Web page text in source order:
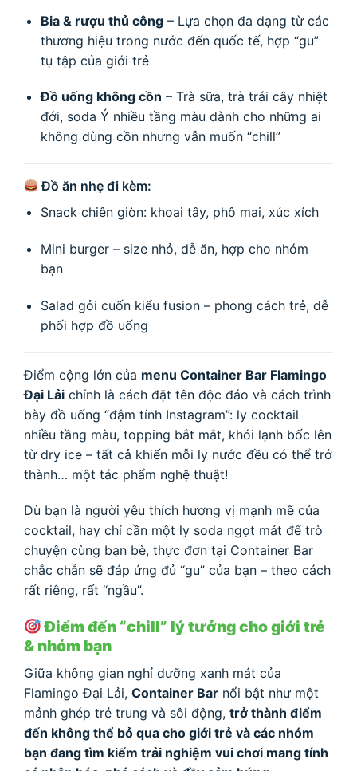
Bia & rượu thủ công– Lựa chọn đa dạng từ các
thương hiệu trong nước đến quốc tế, hợp “gu”
tụ tập của giới trẻ
Đồ uống không cồn – Trà sữa, trà trái cây nhiệt
đới, soda Ý nhiều tầng màu dành cho những ai
không dùng cồn nhưng vẫn muốn “chill”
Đồ ăn nhẹ đi kèm:
Snack chiên giòn: khoai tây, phô mai, xúc xích
Mini burger – size nhỏ, dễ ăn, hợp cho nhóm
bạn
Salad gỏi cuốn kiểu fusion – phong cách trẻ, dễ
phối hợp đồ uống
Điểm cộng lớn của menu Container Bar Flamingo
Đại Lải chính là cách đặt tên độc đáo và cách trình
bày đồ uống “đậm tính Instagram”: ly cocktail
nhiều tầng màu, topping bắt mắt, khói lạnh bốc lên
từ dry ice – tất cả khiến mỗi ly nước đều có thể trở
thành… một tác phẩm nghệ thuật!
Dù bạn là người yêu thích hương vị mạnh mẽ của
cocktail, hay chỉ cần một ly soda ngọt mát để trò
chuyện cùng bạn bè, thực đơn tại Container Bar
chắc chắn sẽ đáp ứng đủ “gu” của bạn – theo cách
rất riêng, rất “ngầu”.
Điểm đến “chill” lý tưởng cho giới trẻ
& nhóm bạn
Giữa không gian nghỉ dưỡng xanh mát của
Flamingo Đại Lải, Container Bar nổi bật như một
mảnh ghép trẻ trung và sôi động, trở thành điểm
đến không thể bỏ qua cho giới trẻ và các nhóm
bạn đang tìm kiếm trải nghiệm vui chơi mang tính